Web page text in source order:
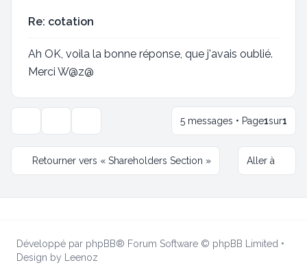
Re: cotation
Ah OK, voila la bonne réponse, que j'avais oublié.
Merci W@z@
Options d’affichage et de tri
5 messages • Page1sur1
Retourner vers « Shareholders Section » Aller à
Développé par phpBB® Forum Software © phpBB Limited •
Design by
Leenoz